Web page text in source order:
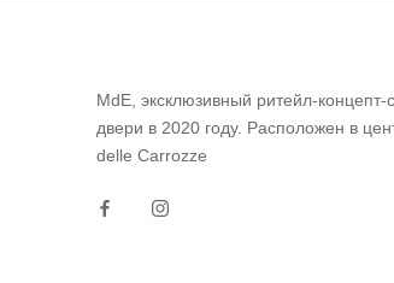
MdE, эксклюзивный ритейл-концепт-
двери в 2020 году. Расположен в
delle Carrozze